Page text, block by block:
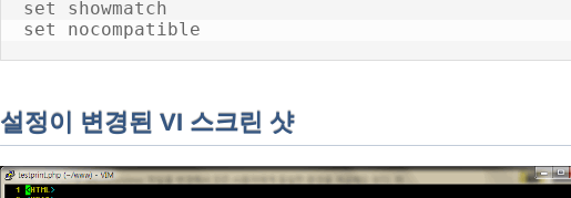
set showmatch
set nocompatible
설정이 변경된 VI 스크린 샷